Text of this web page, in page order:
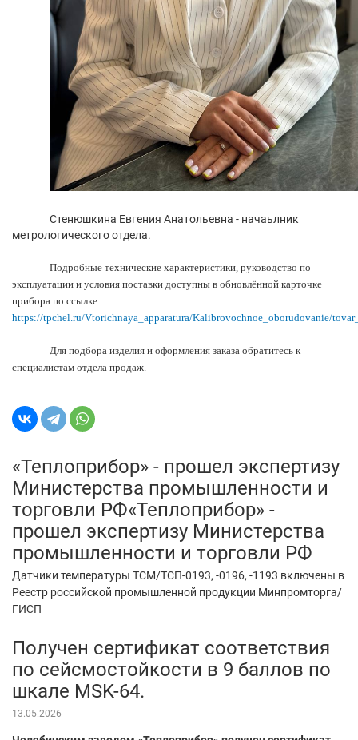
Стенюшкина Евгения Анатольевна - начаьлник
метрологического отдела.
Подробные технические характеристики, руководство по
эксплуатации и условия поставки доступны в обновлённой карточке
прибора по ссылке:
https://tpchel.ru/Vtorichnaya_apparatura/Kalibrovochnoe_oborudovanie/
Для подбора изделия и оформления заказа обратитесь к
специалистам отдела продаж.
«Теплоприбор» - прошел экспертизу
Министерства промышленности и
торговли РФ«Теплоприбор» -
прошел экспертизу Министерства
промышленности и торговли РФ
Датчики температуры ТСМ/ТСП-0193, -0196, -1193 включены в
Реестр российской промышленной продукции Минпромторга/
ГИСП
Получен сертификат соответствия
по сейсмостойкости в 9 баллов по
шкале MSK-64.
13.05.2026